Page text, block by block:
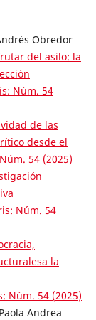
Obredor
del asilo: la
Núm. 54
de las
desde el
54 (2025)
Núm. 54
la
Núm. 54 (2025)
Andrea